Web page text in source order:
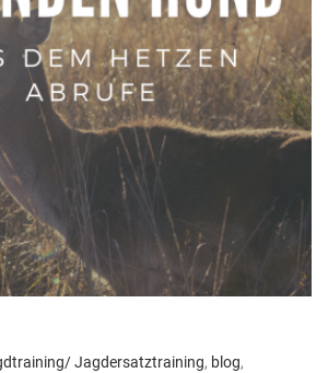
Jagdersatztraining, blog,